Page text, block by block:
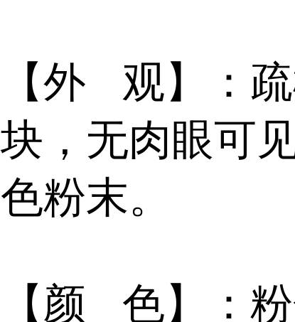
【外 观】：
块，无肉眼可
色粉末。
【颜 色】：